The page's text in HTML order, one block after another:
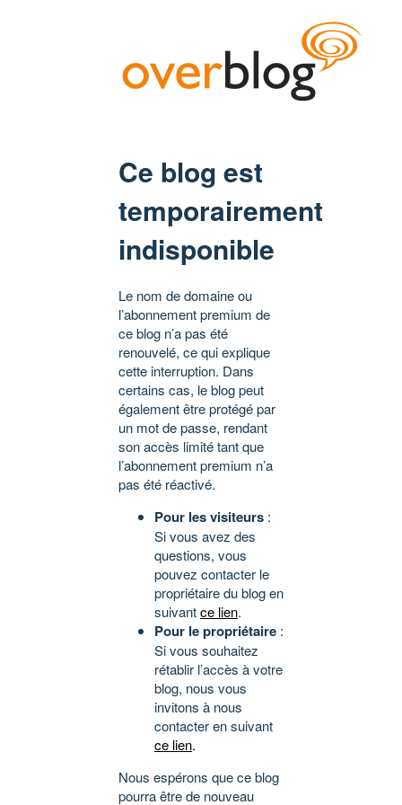
Ce blog est
temporairement
indisponible
Le nom de domaine ou
l’abonnement premium de
ce blog n’a pas été
renouvelé, ce qui explique
cette interruption. Dans
certains cas, le blog peut
également être protégé par
un mot de passe, rendant
son accès limité tant que
l’abonnement premium n’a
pas été réactivé.
Pour les visiteurs :
Si vous avez des
questions, vous
pouvez contacter le
propriétaire du blog en
suivantce lien.
Pour le propriétaire :
Si vous souhaitez
rétablir l’accès à votre
blog, nous vous
invitons à nous
contacter en suivant
ce lien.
Nous espérons que ce blog
pourra être de nouveau